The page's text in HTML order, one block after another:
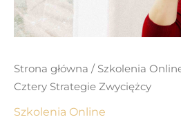
Strona główna / Szkolenia
Cztery Strategie Zwyciężcy
Szkolenia Online